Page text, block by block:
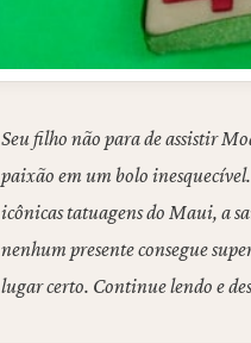
Seu filho não para de assistir
paixão em um bolo
icônicas tatuagens do Maui, a
nenhum presente consegue
lugar certo. Continue lendo e